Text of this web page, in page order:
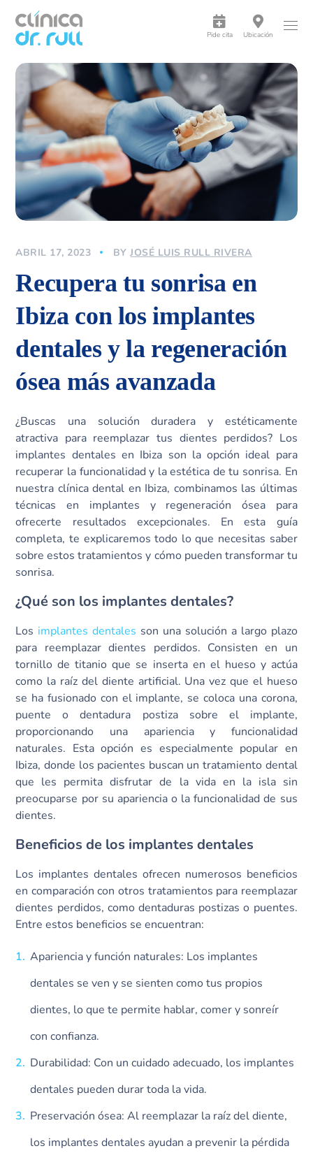
Pide cita Ubicación
ABRIL 17, 2023 BYJOSÉ LUIS RULL RIVERA
Recupera tu sonrisa en
Ibiza con los implantes
dentales y la regeneración
ósea más avanzada
¿Buscas una solución duradera y estéticamente
atractiva para reemplazar tus dientes perdidos? Los
implantes dentales en Ibiza son la opción ideal para
recuperar la funcionalidad y la estética de tu sonrisa. En
nuestra clínica dental en Ibiza, combinamos las últimas
técnicas en implantes y regeneración ósea para
ofrecerte resultados excepcionales. En esta guía
completa, te explicaremos todo lo que necesitas saber
sobre estos tratamientos y cómo pueden transformar tu
sonrisa.
¿Qué son los implantes dentales?
Los implantes dentales son una solución a largo plazo
para reemplazar dientes perdidos. Consisten en un
tornillo de titanio que se inserta en el hueso y actúa
como la raíz del diente artificial. Una vez que el hueso
se ha fusionado con el implante, se coloca una corona,
puente o dentadura postiza sobre el implante,
proporcionando una apariencia y funcionalidad
naturales. Esta opción es especialmente popular en
Ibiza, donde los pacientes buscan un tratamiento dental
que les permita disfrutar de la vida en la isla sin
preocuparse por su apariencia o la funcionalidad de sus
dientes.
Beneficios de los implantes dentales
Los implantes dentales ofrecen numerosos beneficios
en comparación con otros tratamientos para reemplazar
dientes perdidos, como dentaduras postizas o puentes.
Entre estos beneficios se encuentran:
Apariencia y función naturales: Los implantes
dentales se ven y se sienten como tus propios
dientes, lo que te permite hablar, comer y sonreír
con confianza.
Durabilidad: Con un cuidado adecuado, los implantes
dentales pueden durar toda la vida.
Preservación ósea: Al reemplazar la raíz del diente,
los implantes dentales ayudan a prevenir la pérdida